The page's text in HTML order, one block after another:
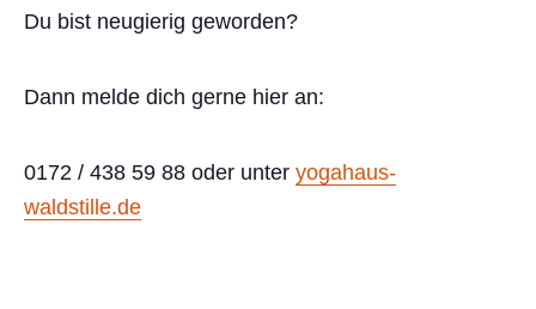
Du bist neugierig geworden?
Dann melde dich gerne hier an:
0172 / 438 59 88 oder unter yogahaus-
waldstille.de